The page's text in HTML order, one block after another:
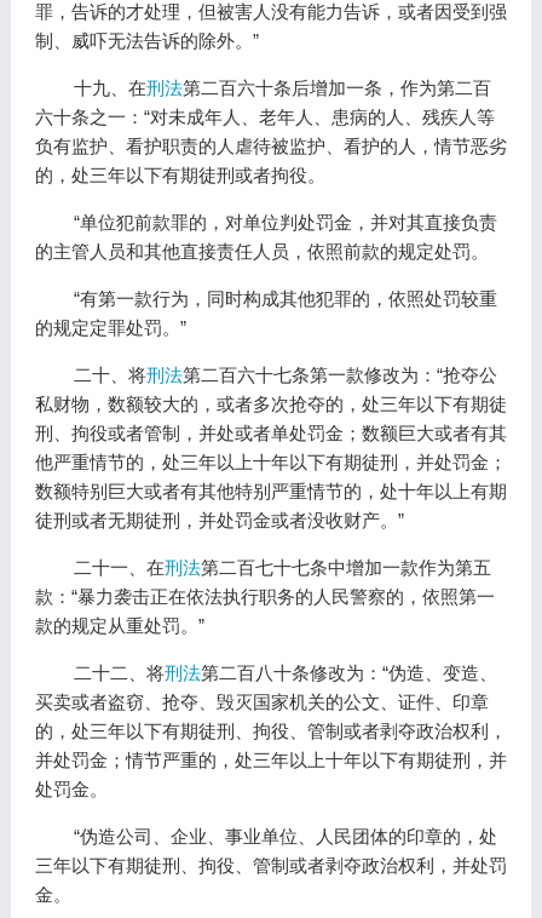
罪，告诉的才处理，但被害人没有能力告诉，或者因受到强
制、威吓无法告诉的除外。”
十九、在刑法第二百六十条后增加一条，作为第二百
六十条之一：“对未成年人、老年人、患病的人、残疾人等
负有监护、看护职责的人虐待被监护、看护的人，情节恶劣
的，处三年以下有期徒刑或者拘役。
“单位犯前款罪的，对单位判处罚金，并对其直接负责
的主管人员和其他直接责任人员，依照前款的规定处罚。
“有第一款行为，同时构成其他犯罪的，依照处罚较重
的规定定罪处罚。”
二十、将刑法第二百六十七条第一款修改为：“抢夺公
私财物，数额较大的，或者多次抢夺的，处三年以下有期徒
刑、拘役或者管制，并处或者单处罚金；数额巨大或者有其
他严重情节的，处三年以上十年以下有期徒刑，并处罚金；
数额特别巨大或者有其他特别严重情节的，处十年以上有期
徒刑或者无期徒刑，并处罚金或者没收财产。”
二十一、在刑法第二百七十七条中增加一款作为第五
款：“暴力袭击正在依法执行职务的人民警察的，依照第一
款的规定从重处罚。”
二十二、将刑法第二百八十条修改为：“伪造、变造、
买卖或者盗窃、抢夺、毁灭国家机关的公文、证件、印章
的，处三年以下有期徒刑、拘役、管制或者剥夺政治权利，
并处罚金；情节严重的，处三年以上十年以下有期徒刑，并
处罚金。
“伪造公司、企业、事业单位、人民团体的印章的，处
三年以下有期徒刑、拘役、管制或者剥夺政治权利，并处罚
金。